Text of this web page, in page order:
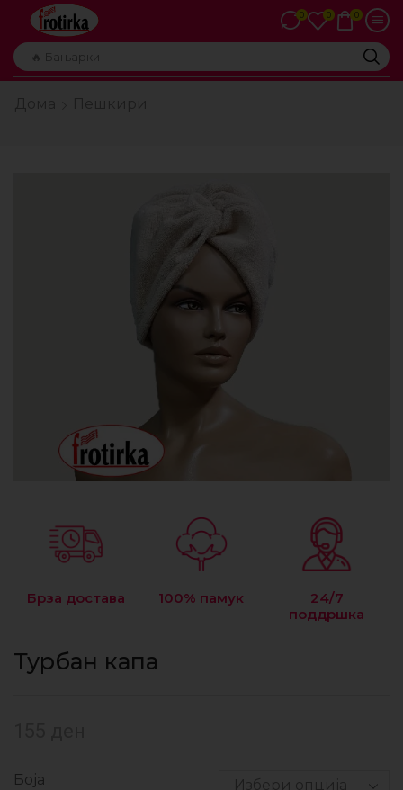
🔥 Бањарки
0 0 0
Брза достава 100% памук
24/7
поддршка
Турбан капа
Боја